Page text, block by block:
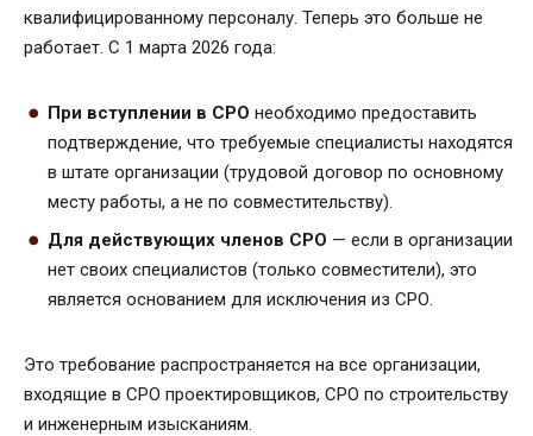
квалифицированному персоналу. Теперь это больше не
работает. С 1 марта 2026 года:
При вступлении в СРО необходимо предоставить
подтверждение, что требуемые специалисты находятся
в штате организации (трудовой договор по основному
месту работы, а не по совместительству).
Для действующих членов СРО — если в организации
нет своих специалистов (только совместители), это
является основанием для исключения из СРО.
Это требование распространяется на все организации,
входящие в СРО проектировщиков, СРО по строительству
и инженерным изысканиям.